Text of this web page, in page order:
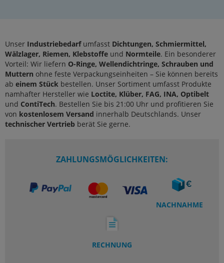
Unser Industriebedarfumfasst Dichtungen, Schmiermittel,
Wälzlager, Riemen, Klebstoffe und Normteile. Ein besonderer
Vorteil: Wir liefern O-Ringe, Wellendichtringe, Schrauben und
Muttern ohne feste Verpackungseinheiten – Sie können bereits
ab einem Stück bestellen. Unser Sortiment umfasst Produkte
namhafter Hersteller wie Loctite, Klüber, FAG, INA, Optibelt
und ContiTech. Bestellen Sie bis 21:00 Uhr und profitieren Sie
von kostenlosem Versand innerhalb Deutschlands. Unser
technischer Vertrieb berät Sie gerne.
ZAHLUNGSMÖGLICHKEITEN:
NACHNAHME
RECHNUNG